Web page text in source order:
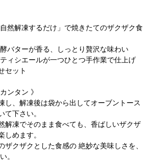
然解凍するだけ」で焼きたてのザクザク食
バターが香る、しっとり贅沢な味わい
ィシエールが一つひとつ手作業で仕上げ
セット
ンタン 》
し、解凍後は袋から出してオーブントース
て下さい。
解凍でそのまま食べても、香ばしいザクザ
しめます。
クザクとした食感の 絶妙な美味しさを、
。